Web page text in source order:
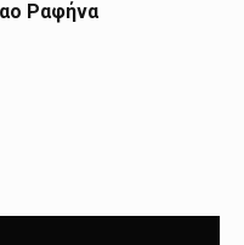
Ραφήνα